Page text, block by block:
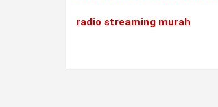
radio streaming murah